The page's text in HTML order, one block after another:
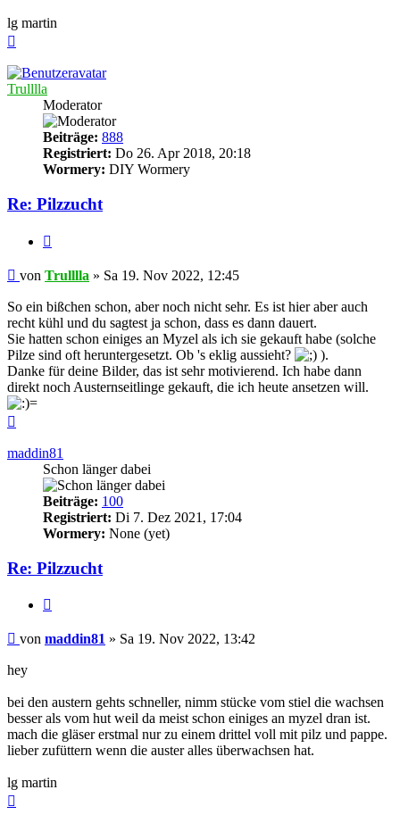
lg martin
Trulllla
Moderator
Beiträge: 888
Registriert: Do 26. Apr 2018, 20:18
Wormery: DIY Wormery
Re: Pilzzucht
Beitrag
von Trulllla » Sa 19. Nov 2022, 12:45
So ein bißchen schon, aber noch nicht sehr. Es ist hier aber auch
recht kühl und du sagtest ja schon, dass es dann dauert.
Sie hatten schon einiges an Myzel als ich sie gekauft habe (solche
Pilze sind oft heruntergesetzt. Ob 's eklig aussieht?
).
Danke für deine Bilder, das ist sehr motivierend. Ich habe dann
direkt noch Austernseitlinge gekauft, die ich heute ansetzen will.
maddin81
Schon länger dabei
Beiträge: 100
Registriert: Di 7. Dez 2021, 17:04
Wormery: None (yet)
Re: Pilzzucht
Beitrag
von maddin81 » Sa 19. Nov 2022, 13:42
hey
bei den austern gehts schneller, nimm stücke vom stiel die wachsen
besser als vom hut weil da meist schon einiges an myzel dran ist.
mach die gläser erstmal nur zu einem drittel voll mit pilz und pappe.
lieber zufüttern wenn die auster alles überwachsen hat.
lg martin